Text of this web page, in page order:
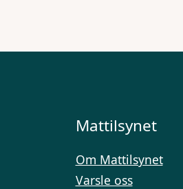
Mattilsynet
Om Mattilsynet
Varsle oss